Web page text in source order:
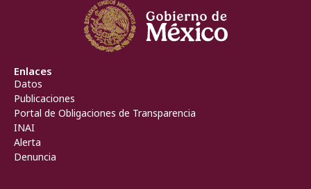
Enlaces
Datos
Publicaciones
Portal de Obligaciones de Transparencia
INAI
Alerta
Denuncia